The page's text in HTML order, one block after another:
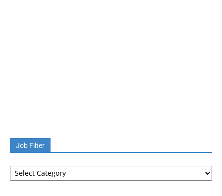
Job Filter
Job
Filter